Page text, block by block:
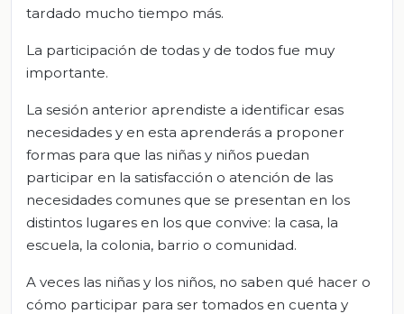
tardado mucho tiempo más.
La participación de todas y de todos fue muy
importante.
La sesión anterior aprendiste a identificar esas
necesidades y en esta aprenderás a proponer
formas para que las niñas y niños puedan
participar en la satisfacción o atención de las
necesidades comunes que se presentan en los
distintos lugares en los que convive: la casa, la
escuela, la colonia, barrio o comunidad.
A veces las niñas y los niños, no saben qué hacer o
cómo participar para ser tomados en cuenta y